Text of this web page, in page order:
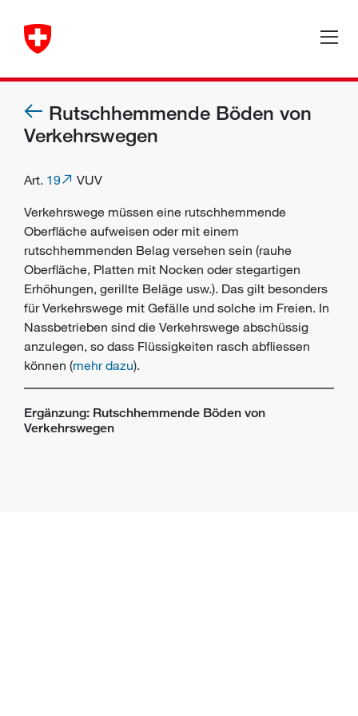
Rutschhemmende Böden von
Verkehrswegen
Art. 19
VUV
Verkehrswege müssen eine rutschhemmende
Oberfläche aufweisen oder mit einem
rutschhemmenden Belag versehen sein (rauhe
Oberfläche, Platten mit Nocken oder stegartigen
Erhöhungen, gerillte Beläge usw.). Das gilt besonders
für Verkehrswege mit Gefälle und solche im Freien. In
Nassbetrieben sind die Verkehrswege abschüssig
anzulegen, so dass Flüssigkeiten rasch abfliessen
können (mehr dazu).
Ergänzung: Rutschhemmende Böden von
Verkehrswegen